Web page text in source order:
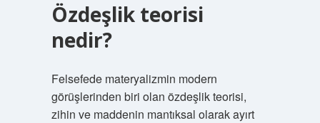
Özdeşlik teorisi
nedir?
Felsefede materyalizmin modern
görüşlerinden biri olan özdeşlik teorisi,
zihin ve maddenin mantıksal olarak ayırt